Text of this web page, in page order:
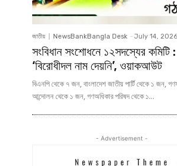
জাতীয় NewsBankBangla Desk - July 14, 2026
সংবিধান সংশোধনে ১২সদস্যের কমিটি :
‘বিরোধীদল নাম দেয়নি’, ওয়াকআউট
বিএনপি থেকে ৭ জন, বাংলাদেশ জাতীয় পার্টি থেকে ১ জন,
আন্দোলন থেকে ১ জন, গণঅধিকার পরিষদ থেকে ১...
- Advertisement -